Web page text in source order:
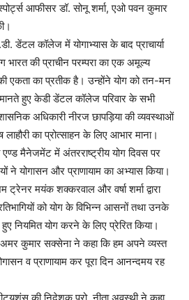
आफीसर डॉ. सोनू शर्मा, एओ पवन कुमार
डेंटल कॉलेज में योगाभ्यास के बाद प्राचार्या
भारत की प्राचीन परम्परा का एक अमूल्य
एकता का प्रतीक है। उन्होंने योग को तन-मन
हुए केडी डेंटल कॉलेज परिवार के सभी
अधिकारी नीरज छापड़िया की व्यवस्थाओं
का प्रोत्साहन के लिए आभार माना।
एण्ड मैनेजमेंट में अंतरराष्ट्रीय योग दिवस पर
ने योगासन और प्राणायाम का अभ्यास किया।
मयंक शक्करवाल और वर्षा शर्मा द्वारा
को योग के विभिन्न आसनों तथा उनके
नियमित योग करने के लिए प्रेरित किया।
कुमार सक्सेना ने कहा कि हम अपने व्यस्त
व प्राणायाम कर पूरा दिन आनन्दमय रह